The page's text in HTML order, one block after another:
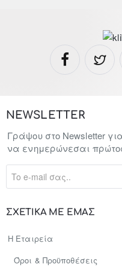
ΣΧΕΤΙΚΑ ΜΕ ΕΜΑΣ
Η Εταιρεία
Όροι & Προϋποθέσεις
NEWSLETTER
Γράψου στο Newsletter
να ενημερώνεσαι
σας..